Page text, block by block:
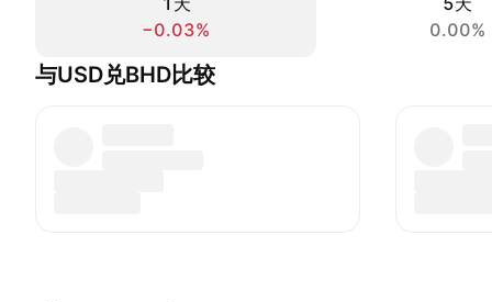
−0.03%
0.00%
与USD兑BHD比较